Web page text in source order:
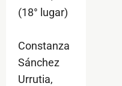
(18° lugar)
Constanza
Sánchez
Urrutia,